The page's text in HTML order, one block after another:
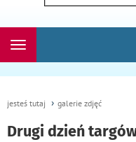
Rozwiń
jesteś tutaj galerie zdjęć
Drugi dzień